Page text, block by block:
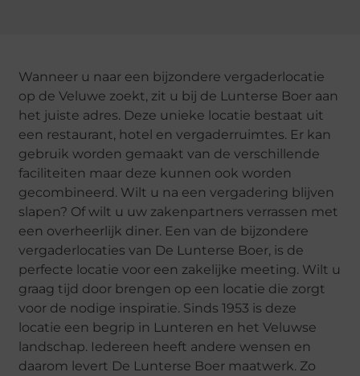
Wanneer u naar een bijzondere vergaderlocatie
op de Veluwe zoekt, zit u bij de Lunterse Boer aan
het juiste adres. Deze unieke locatie bestaat uit
een restaurant, hotel en vergaderruimtes. Er kan
gebruik worden gemaakt van de verschillende
faciliteiten maar deze kunnen ook worden
gecombineerd. Wilt u na een vergadering blijven
slapen? Of wilt u uw zakenpartners verrassen met
een overheerlijk diner. Een van de bijzondere
vergaderlocaties van De Lunterse Boer, is de
perfecte locatie voor een zakelijke meeting. Wilt u
graag tijd door brengen op een locatie die zorgt
voor de nodige inspiratie. Sinds 1953 is deze
locatie een begrip in Lunteren en het Veluwse
landschap. Iedereen heeft andere wensen en
daarom levert De Lunterse Boer maatwerk. Zo